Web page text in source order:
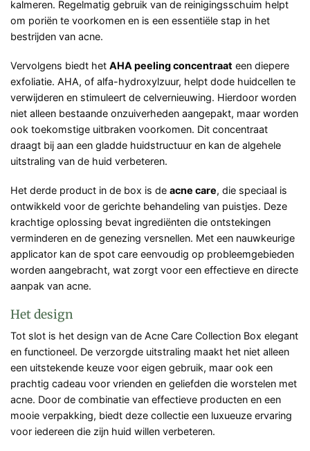
kalmeren. Regelmatig gebruik van de reinigingsschuim helpt
om poriën te voorkomen en is een essentiële stap in het
bestrijden van acne.
Vervolgens biedt het AHA peeling concentraat een diepere
exfoliatie. AHA, of alfa-hydroxylzuur, helpt dode huidcellen te
verwijderen en stimuleert de celvernieuwing. Hierdoor worden
niet alleen bestaande onzuiverheden aangepakt, maar worden
ook toekomstige uitbraken voorkomen. Dit concentraat
draagt bij aan een gladde huidstructuur en kan de algehele
uitstraling van de huid verbeteren.
Het derde product in de box is de acne care, die speciaal is
ontwikkeld voor de gerichte behandeling van puistjes. Deze
krachtige oplossing bevat ingrediënten die ontstekingen
verminderen en de genezing versnellen. Met een nauwkeurige
applicator kan de spot care eenvoudig op probleemgebieden
worden aangebracht, wat zorgt voor een effectieve en directe
aanpak van acne.
Het design
Tot slot is het design van de Acne Care Collection Box elegant
en functioneel. De verzorgde uitstraling maakt het niet alleen
een uitstekende keuze voor eigen gebruik, maar ook een
prachtig cadeau voor vrienden en geliefden die worstelen met
acne. Door de combinatie van effectieve producten en een
mooie verpakking, biedt deze collectie een luxueuze ervaring
voor iedereen die zijn huid willen verbeteren.